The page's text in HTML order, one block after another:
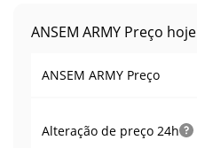
ANSEM ARMY Preço hoje
ANSEM ARMY Preço
Alteração de preço 24h